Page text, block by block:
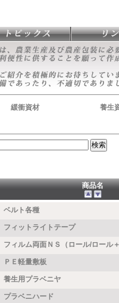
緩衝資材 養生
商品名
ベルト各種
フィットライトテープ
フィルム両面ＮＳ（ロール/ロール
ＰＥ軽量敷板
養生用プラベニヤ
プラベニハード